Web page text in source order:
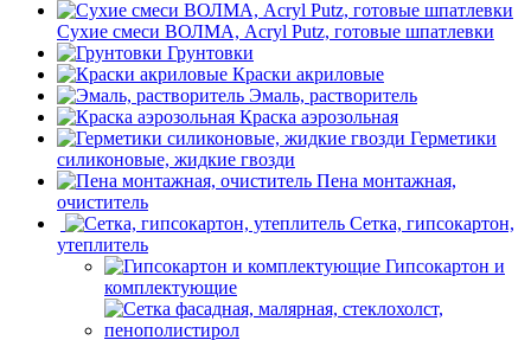
Сухие смеси ВОЛМА, Acryl Putz, готовые шпатлевки
Грунтовки
Краски акриловые
Эмаль, растворитель
Краска аэрозольная
Герметики
силиконовые, жидкие гвозди
Пена монтажная,
очиститель
Сетка, гипсокартон,
утеплитель
Гипсокартон и
комплектующие